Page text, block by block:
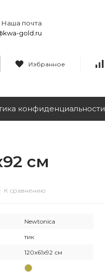
Наша почта
gold.ru
Избранное
конфиденциальности
см
К сравнению
Newtonica
тик
120x61x92 см